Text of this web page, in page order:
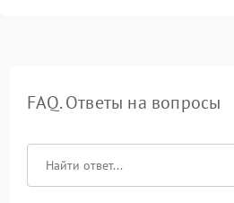
FAQ. Ответы на вопросы